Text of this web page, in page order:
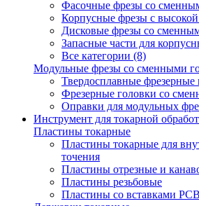
Фасочные фрезы со
Корпусные фрезы с
Дисковые фрезы со
Запасные части для
Все категории (8)
Модульные фрезы со сменными
Твердосплавные фрезерные
Фрезерные головки со
Оправки для модульных
Инструмент для токарной
Пластины токарные
Пластины токарные для
точения
Пластины отрезные и
Пластины резьбовые
Пластины со вставками